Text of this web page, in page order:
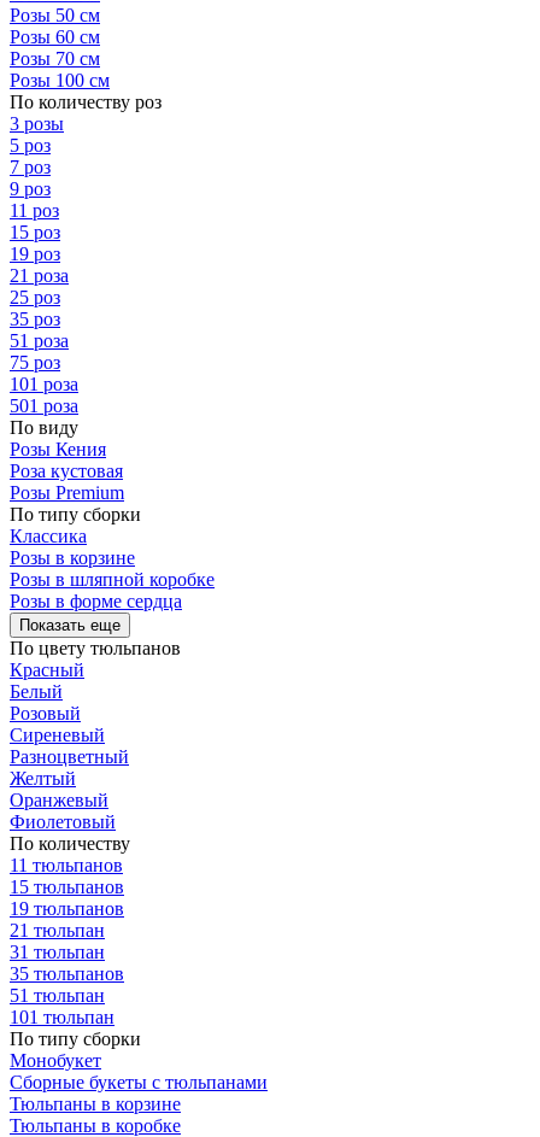
Розы 50 см
Розы 60 см
Розы 70 см
Розы 100 см
По количеству роз
3 розы
5 роз
7 роз
9 роз
11 роз
15 роз
19 роз
21 роза
25 роз
35 роз
51 роза
75 роз
101 роза
501 роза
По виду
Розы Кения
Роза кустовая
Розы Premium
По типу сборки
Классика
Розы в корзине
Розы в шляпной коробке
Розы в форме сердца
Показать еще
По цвету тюльпанов
Красный
Белый
Розовый
Сиреневый
Разноцветный
Желтый
Оранжевый
Фиолетовый
По количеству
11 тюльпанов
15 тюльпанов
19 тюльпанов
21 тюльпан
31 тюльпан
35 тюльпанов
51 тюльпан
101 тюльпан
По типу сборки
Монобукет
Сборные букеты с тюльпанами
Тюльпаны в корзине
Тюльпаны в коробке